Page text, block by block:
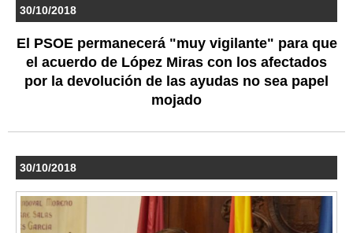
30/10/2018
El PSOE permanecerá "muy vigilante" para que
el acuerdo de López Miras con los afectados
por la devolución de las ayudas no sea papel
mojado
30/10/2018